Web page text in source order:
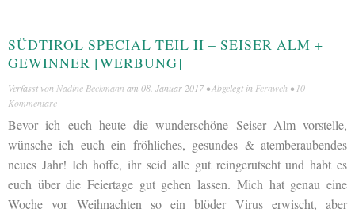
SÜDTIROL SPECIAL TEIL II – SEISER ALM +
GEWINNER [WERBUNG]
Verfasst von Nadine Beckmann am 08. Januar 2017 • Abgelegt in Fernweh • 10
Kommentare
Bevor ich euch heute die wunderschöne Seiser Alm vorstelle,
wünsche ich euch ein fröhliches, gesundes & atemberaubendes
neues Jahr! Ich hoffe, ihr seid alle gut reingerutscht und habt es
euch über die Feiertage gut gehen lassen. Mich hat genau eine
Woche vor Weihnachten so ein blöder Virus erwischt, aber